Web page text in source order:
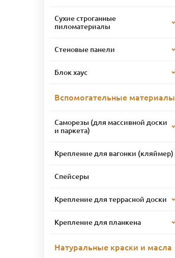
Сухие строганные
пиломатериалы
Стеновые панели
Блок хаус
Вспомогательные материалы
Саморезы (для массивной доски
и паркета)
Крепление для вагонки (кляймер)
Спейсеры
Крепление для террасной доски
Крепление для планкена
Натуральные краски и масла